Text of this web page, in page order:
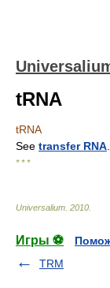
tRNA
tRNA
See transfer RNA
* * *
Universalium 2010
Игры ⚽
TRM